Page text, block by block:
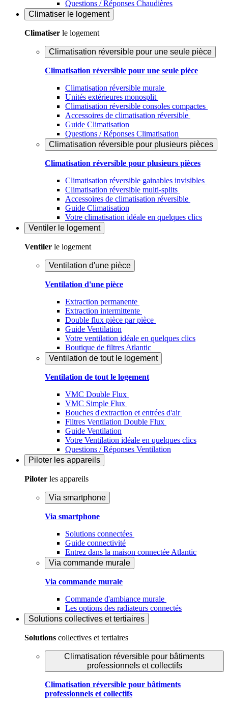
Questions / Réponses Chaudières
Climatiser le logement
Climatiser le logement
Climatisation réversible pour une seule pièce
Climatisation réversible pour une seule pièce
Climatisation réversible murale
Unités extérieures monosplit
Climatisation réversible consoles compactes
Accessoires de climatisation réversible
Guide Climatisation
Questions / Réponses Climatisation
Climatisation réversible pour plusieurs pièces
Climatisation réversible pour plusieurs pièces
Climatisation réversible gainables invisibles
Climatisation réversible multi-splits
Accessoires de climatisation réversible
Guide Climatisation
Votre climatisation idéale en quelques clics
Ventiler le logement
Ventiler le logement
Ventilation d'une pièce
Ventilation d'une pièce
Extraction permanente
Extraction intermittente
Double flux pièce par pièce
Guide Ventilation
Votre ventilation idéale en quelques clics
Boutique de filtres Atlantic
Ventilation de tout le logement
Ventilation de tout le logement
VMC Double Flux
VMC Simple Flux
Bouches d'extraction et entrées d'air
Filtres Ventilation Double Flux
Guide Ventilation
Votre Ventilation idéale en quelques clics
Questions / Réponses Ventilation
Piloter les appareils
Piloter les appareils
Via smartphone
Via smartphone
Solutions connectées
Guide connectivité
Entrez dans la maison connectée Atlantic
Via commande murale
Via commande murale
Commande d'ambiance murale
Les options des radiateurs connectés
Solutions collectives et tertiaires
Solutions collectives et tertiaires
Climatisation réversible pour bâtiments
professionnels et collectifs
Climatisation réversible pour bâtiments
professionnels et collectifs